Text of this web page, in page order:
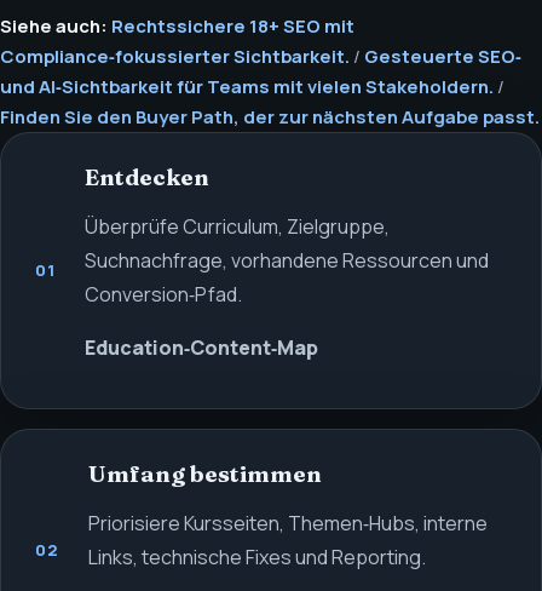
Siehe auch: Rechtssichere 18+ SEO mit
Compliance‑fokussierter Sichtbarkeit. / Gesteuerte SEO‑
und AI‑Sichtbarkeit für Teams mit vielen Stakeholdern. /
Finden Sie den Buyer Path, der zur nächsten Aufgabe passt.
01
Entdecken
Überprüfe Curriculum, Zielgruppe,
Suchnachfrage, vorhandene Ressourcen und
Conversion‑Pfad.
Education‑Content‑Map
02
Umfang bestimmen
Priorisiere Kursseiten, Themen‑Hubs, interne
Links, technische Fixes und Reporting.